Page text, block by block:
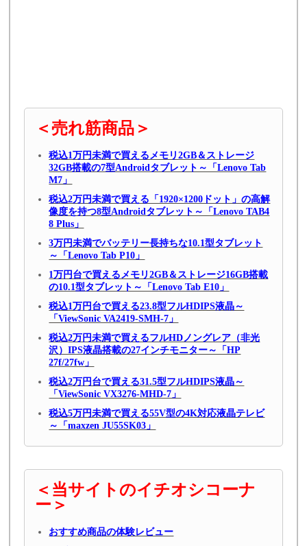
＜売れ筋商品＞
税込1万円未満で買えるメモリ2GB＆ストレージ
32GB搭載の7型Androidタブレット～「Lenovo Tab
M7」
税込2万円未満で買える「1920×1200ドット」の高解
像度を持つ8型Androidタブレット～「Lenovo TAB4
8 Plus」
3万円未満でバッテリー長持ちな10.1型タブレット
～「Lenovo Tab P10」
1万円台で買えるメモリ2GB＆ストレージ16GB搭載
の10.1型タブレット～「Lenovo Tab E10」
税込1万円台で買える23.8型フルHDIPS液晶～
「ViewSonic VA2419-SMH-7」
税込2万円未満で買えるフルHDノングレア（非光
沢）IPS液晶搭載の27インチモニター～「HP
27f/27fw」
税込2万円台で買える31.5型フルHDIPS液晶～
「ViewSonic VX3276-MHD-7」
税込5万円未満で買える55V型の4K対応液晶テレビ
～「maxzen JU55SK03」
＜当サイトのイチオシコーナ
ー＞
おすすめ商品の体験レビュー